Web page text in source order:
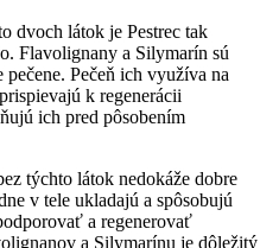
dvoch látok je Pestrec tak
Flavolignany a Silymarín sú
Pečeň ich využíva na
k regenerácii
ich pred pôsobením
týchto látok nedokáže dobre
v tele ukladajú a spôsobujú
a regenerovať
a Silymarínu je dôležitý